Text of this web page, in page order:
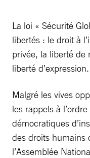
La loi « Sécurité
libertés : le droit à
privée, la liberté de
liberté d’expression.
Malgré les vives
les rappels à
démocratiques
des droits humains
l’Assemblée